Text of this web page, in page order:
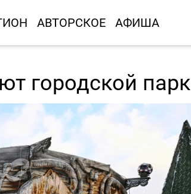
АВТОРСКОЕ АФИША
городской парк